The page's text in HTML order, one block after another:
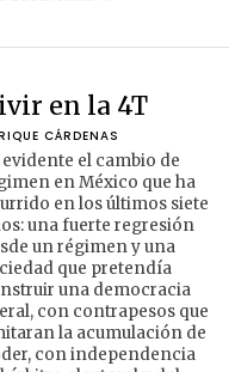
en la 4T
CÁRDENAS
evidente el cambio de
en México que ha
en los últimos siete
una fuerte regresión
un régimen y una
que pretendía
una democracia
con contrapesos que
la acumulación de
con independencia